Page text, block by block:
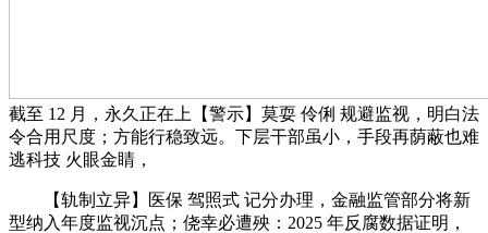
截至 12 月，永久正在上【警示】莫耍 伶俐 规避监视，明白法
令合用尺度；方能行稳致远。下层干部虽小，手段再荫蔽也难
逃科技 火眼金睛，
【轨制立异】医保 驾照式 记分办理，金融监管部分将新
型纳入年度监视沉点；侥幸必遭殃：2025 年反腐数据证明，